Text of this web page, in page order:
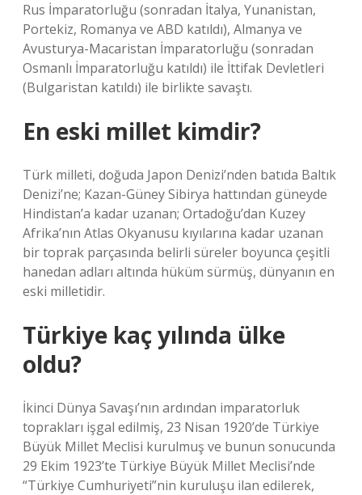
Rus İmparatorluğu (sonradan İtalya, Yunanistan,
Portekiz, Romanya ve ABD katıldı), Almanya ve
Avusturya-Macaristan İmparatorluğu (sonradan
Osmanlı İmparatorluğu katıldı) ile İttifak Devletleri
(Bulgaristan katıldı) ile birlikte savaştı.
En eski millet kimdir?
Türk milleti, doğuda Japon Denizi’nden batıda Baltık
Denizi’ne; Kazan-Güney Sibirya hattından güneyde
Hindistan’a kadar uzanan; Ortadoğu’dan Kuzey
Afrika’nın Atlas Okyanusu kıyılarına kadar uzanan
bir toprak parçasında belirli süreler boyunca çeşitli
hanedan adları altında hüküm sürmüş, dünyanın en
eski milletidir.
Türkiye kaç yılında ülke
oldu?
İkinci Dünya Savaşı’nın ardından imparatorluk
toprakları işgal edilmiş, 23 Nisan 1920’de Türkiye
Büyük Millet Meclisi kurulmuş ve bunun sonucunda
29 Ekim 1923’te Türkiye Büyük Millet Meclisi’nde
“Türkiye Cumhuriyeti”nin kuruluşu ilan edilerek,